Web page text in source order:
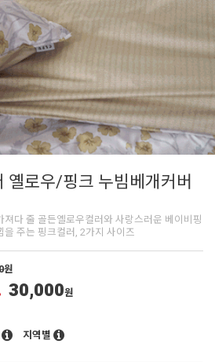
옐로우/핑크 누빔베개커버
다 줄 골든옐로우컬러와 사랑스러운 베이비핑
주는 핑크컬러, 2가지 사이즈
원
30,000원
지역별